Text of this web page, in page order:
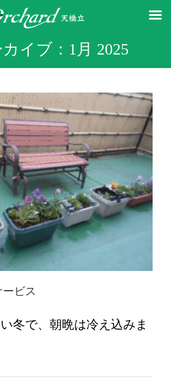
イブ： 1月 2025
ビス
冬で、朝晩は冷え込みま